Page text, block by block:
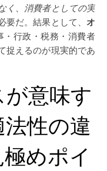
く、消費者としての実
だ。結果として、 オ
・行政・税務・消費者
捉えるのが現実的であ
意味す
性の違
めポイ